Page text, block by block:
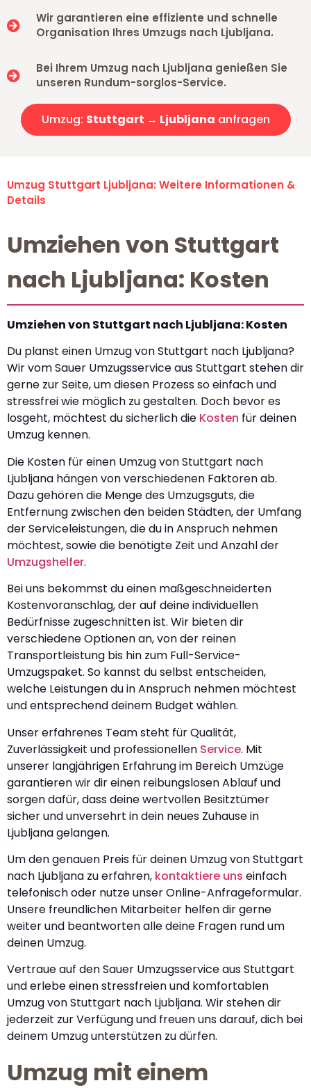
Wir garantieren eine effiziente und schnelle
Organisation Ihres Umzugs nach Ljubljana.
Bei Ihrem Umzug nach Ljubljana genießen Sie
unseren Rundum-sorglos-Service.
Umzug: Stuttgart → Ljubljana anfragen
Umzug Stuttgart Ljubljana: Weitere Informationen &
Details
Umziehen von Stuttgart
nach Ljubljana: Kosten
Umziehen von Stuttgart nach Ljubljana: Kosten
Du planst einen Umzug von Stuttgart nach Ljubljana?
Wir vom Sauer Umzugsservice aus Stuttgart stehen dir
gerne zur Seite, um diesen Prozess so einfach und
stressfrei wie möglich zu gestalten. Doch bevor es
losgeht, möchtest du sicherlich die Kosten für deinen
Umzug kennen.
Die Kosten für einen Umzug von Stuttgart nach
Ljubljana hängen von verschiedenen Faktoren ab.
Dazu gehören die Menge des Umzugsguts, die
Entfernung zwischen den beiden Städten, der Umfang
der Serviceleistungen, die du in Anspruch nehmen
möchtest, sowie die benötigte Zeit und Anzahl der
Umzugshelfer.
Bei uns bekommst du einen maßgeschneiderten
Kostenvoranschlag, der auf deine individuellen
Bedürfnisse zugeschnitten ist. Wir bieten dir
verschiedene Optionen an, von der reinen
Transportleistung bis hin zum Full-Service-
Umzugspaket. So kannst du selbst entscheiden,
welche Leistungen du in Anspruch nehmen möchtest
und entsprechend deinem Budget wählen.
Unser erfahrenes Team steht für Qualität,
Zuverlässigkeit und professionellen Service. Mit
unserer langjährigen Erfahrung im Bereich Umzüge
garantieren wir dir einen reibungslosen Ablauf und
sorgen dafür, dass deine wertvollen Besitztümer
sicher und unversehrt in dein neues Zuhause in
Ljubljana gelangen.
Um den genauen Preis für deinen Umzug von Stuttgart
nach Ljubljana zu erfahren, kontaktiere uns einfach
telefonisch oder nutze unser Online-Anfrageformular.
Unsere freundlichen Mitarbeiter helfen dir gerne
weiter und beantworten alle deine Fragen rund um
deinen Umzug.
Vertraue auf den Sauer Umzugsservice aus Stuttgart
und erlebe einen stressfreien und komfortablen
Umzug von Stuttgart nach Ljubljana. Wir stehen dir
jederzeit zur Verfügung und freuen uns darauf, dich bei
deinem Umzug unterstützen zu dürfen.
Umzug mit einem